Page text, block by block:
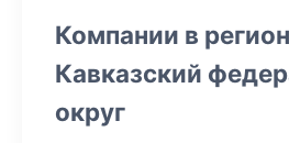
Компании в
Кавказский
округ